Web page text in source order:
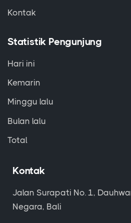
Kontak
Statistik Pengunjung
Hari ini
Kemarin
Minggu lalu
Bulan lalu
Total
Kontak
Jalan Surapati No. 1,
Negara, Bali